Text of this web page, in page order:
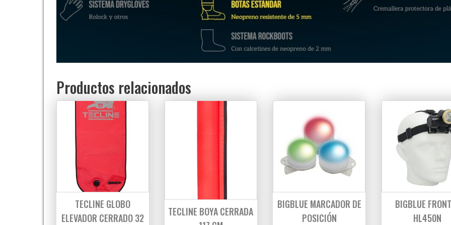
Productos relacionados
TECLINE GLOBO
ELEVADOR CERRADO 32
TECLINE BOYA CERRADA
BIGBLUE MARCADOR DE
POSICIÓN
BIGBLUE
HL450N